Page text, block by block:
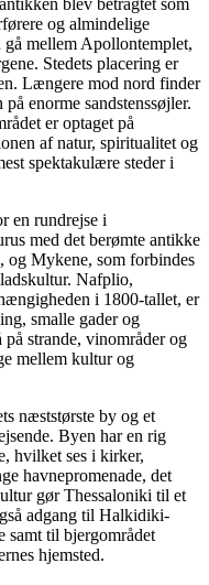
og almindelige
mellem Apollontemplet,
Stedets placering er
Længere mod nord finder
enorme sandstenssøjler.
er optaget på
af natur, spiritualitet og
spektakulære steder i
en rundrejse i
med det berømte antikke
og Mykene, som forbindes
Nafplio,
i 1800-tallet, er
smalle gader og
strande, vinområder og
mellem kultur og
næststørste by og et
Byen har en rig
hvilket ses i kirker,
havnepromenade, det
gør Thessaloniki til et
adgang til Halkidiki-
samt til bjergområdet
hjemsted.